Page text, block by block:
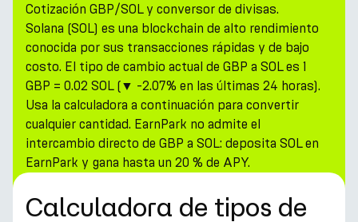
Cotización GBP/SOL y conversor de divisas.
Solana (SOL) es una blockchain de alto rendimiento
conocida por sus transacciones rápidas y de bajo
costo. El tipo de cambio actual de GBP a SOL es 1
GBP = 0.02 SOL (▼ -2.07% en las últimas 24 horas).
Usa la calculadora a continuación para convertir
cualquier cantidad. EarnPark no admite el
intercambio directo de GBP a SOL: deposita SOL en
EarnPark y gana hasta un 20 % de APY.
Calculadora de tipos de